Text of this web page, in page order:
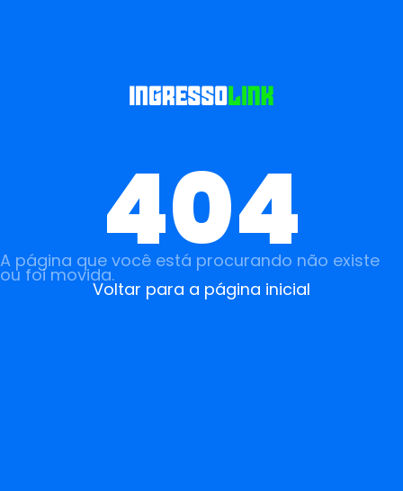
404
A página que você está procurando não existe
ou foi movida.
Voltar para a página inicial